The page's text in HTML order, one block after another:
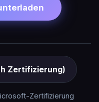
Zertifizierung)
Zertifizierung